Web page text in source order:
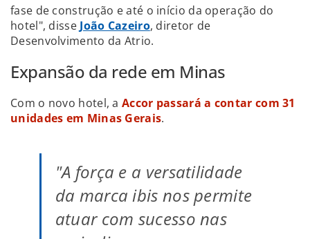
fase de construção e até o início da operação do
hotel", disse João Cazeiro, diretor de
Desenvolvimento da Atrio.
Expansão da rede em Minas
Com o novo hotel, a Accor passará a contar com 31
unidades em Minas Gerais.
"A força e a versatilidade
da marca ibis nos permite
atuar com sucesso nas